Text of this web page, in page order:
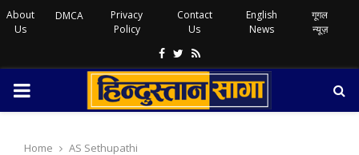
About
Us
DMCA
Privacy
Policy
Contact
Us
English
News
गूगल
न्यूज़
Facebook
Twitter
Rss
PRIMARY
Home AS Sethupathi